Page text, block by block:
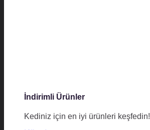
İndirimli Ürünler
Kediniz için en iyi ürünleri keşfedin!